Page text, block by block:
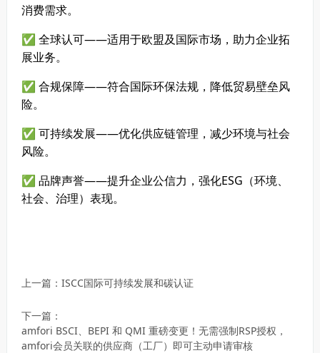
消费需求。
✅ 全球认可——适用于欧盟及国际市场，助力企业拓
展业务。
✅ 合规保障——符合国际环保法规，降低贸易壁垒风
险。
✅ 可持续发展——优化供应链管理，减少环境与社会
风险。
✅ 品牌声誉——提升企业公信力，强化ESG（环境、
社会、治理）表现。
上一篇： ISCC国际可持续发展和碳认证
下一篇：
amfori BSCI、BEPI 和 QMI 重磅变更！无需强制RSP授权，
amfori会员关联的供应商（工厂）即可主动申请审核